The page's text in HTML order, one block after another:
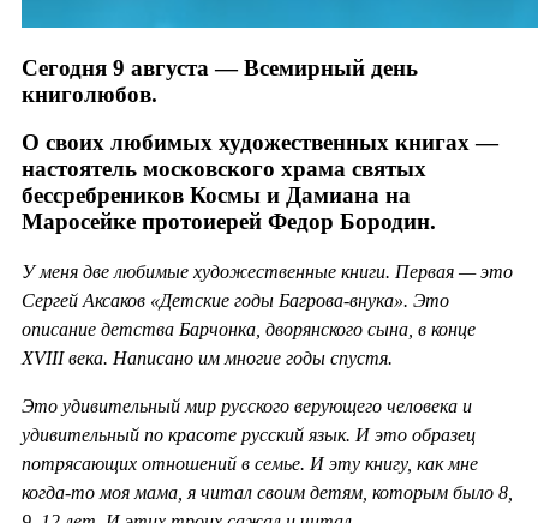
Сегодня 9 августа — Всемирный день
книголюбов.
О своих любимых художественных книгах —
настоятель московского храма святых
бессребреников Космы и Дамиана на
Маросейке протоиерей Федор Бородин.
У меня две любимые художественные книги. Первая — это
Сергей Аксаков «Детские годы Багрова-внука». Это
описание детства Барчонка, дворянского сына, в конце
XVIII века. Написано им многие годы спустя.
Это удивительный мир русского верующего человека и
удивительный по красоте русский язык. И это образец
потрясающих отношений в семье. И эту книгу, как мне
когда-то моя мама, я читал своим детям, которым было 8,